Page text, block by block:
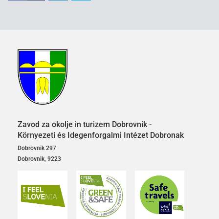
Zavod za okolje in turizem Dobrovnik -
Környezeti és Idegenforgalmi Intézet Dobronak
Dobrovnik 297
Dobrovnik, 9223